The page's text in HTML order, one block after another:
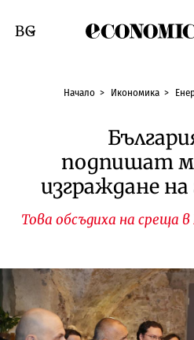
Смяна на език
Начало Икономика
подпишат
изграждане на
Това обсъдиха на среща